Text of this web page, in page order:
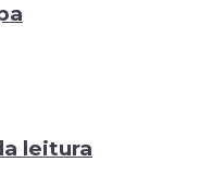
leitura